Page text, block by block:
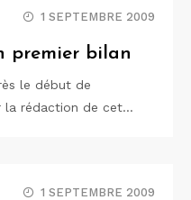
1 SEPTEMBRE 2009
premier bilan
le début de
la rédaction de cet…
1 SEPTEMBRE 2009